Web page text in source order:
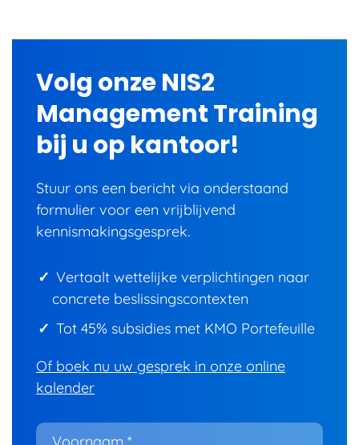
Volg onze NIS2
Management Training
bij u op kantoor!
Stuur ons een bericht via onderstaand
formulier voor een vrijblijvend
kennismakingsgesprek.
Vertaalt wettelijke verplichtingen naar
concrete beslissingscontexten
Tot 45% subsidies met KMO Portefeuille
Of boek nu uw gesprek in onze online
kalender